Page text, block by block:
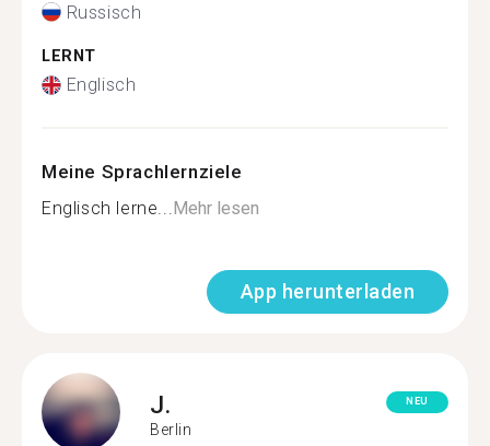
Russisch
LERNT
Englisch
Meine Sprachlernziele
Englisch lerne...Mehr lesen
App herunterladen
J.
Berlin
NEU